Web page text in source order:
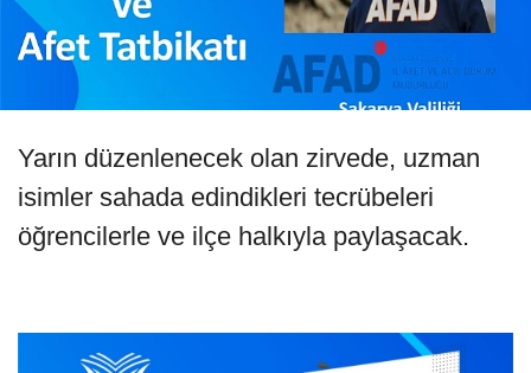
Yarın düzenlenecek olan zirvede, uzman
isimler sahada edindikleri tecrübeleri
öğrencilerle ve ilçe halkıyla paylaşacak.